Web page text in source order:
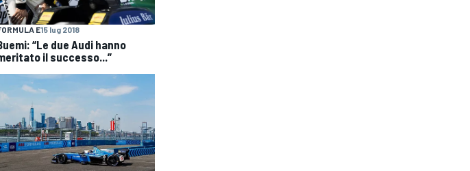
E15 lug 2018
“Le due Audi hanno
il successo...”